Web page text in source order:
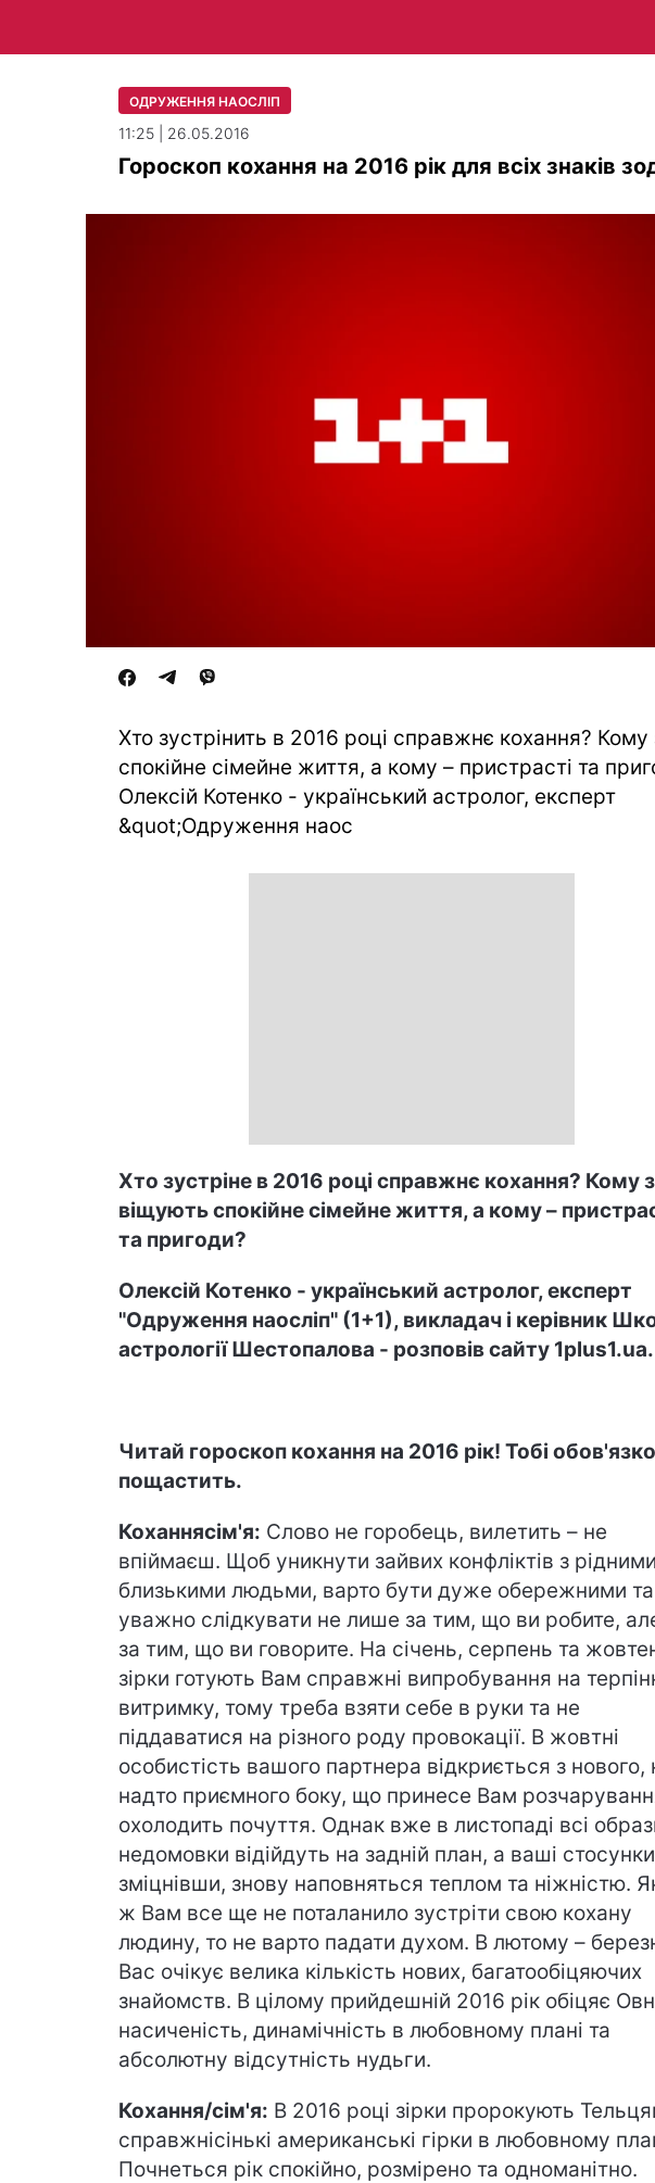
ОДРУЖЕННЯ НАОСЛІП
11:25 | 26.05.2016
Гороскоп кохання на 2016 рік для всіх знаків
Хто зустрінить в 2016 році справжнє кохання? Кому
спокійне сімейне життя, а кому – пристрасті та
Олексій Котенко - український астролог, експерт
&quot;Одруження наос
Хто зустріне в 2016 році справжнє кохання? Кому
віщують спокійне сімейне життя, а кому –
та пригоди?
Олексій Котенко - український астролог, експерт
"Одруження наосліп" (1+1), викладач і керівник
астрології Шестопалова - розповів сайту 1plus1.ua.
Читай гороскоп кохання на 2016 рік! Тобі
пощастить.
Коханнясім'я: Слово не горобець, вилетить – не
впіймаєш. Щоб уникнути зайвих конфліктів з
близькими людьми, варто бути дуже обережними та
уважно слідкувати не лише за тим, що ви робите,
за тим, що ви говорите. На січень, серпень та
зірки готують Вам справжні випробування на
витримку, тому треба взяти себе в руки та не
піддаватися на різного роду провокації. В жовтні
особистість вашого партнера відкриється з нового,
надто приємного боку, що принесе Вам
охолодить почуття. Однак вже в листопаді всі
недомовки відійдуть на задній план, а ваші
зміцнівши, знову наповняться теплом та ніжністю.
ж Вам все ще не поталанило зустріти свою кохану
людину, то не варто падати духом. В лютому –
Вас очікує велика кількість нових, багатообіцяючих
знайомств. В цілому прийдешній 2016 рік обіцяє
насиченість, динамічність в любовному плані та
абсолютну відсутність нудьги.
Кохання/сім'я: В 2016 році зірки пророкують
справжнісінькі американські гірки в любовному
Почнеться рік спокійно, розмірено та одноманітно.